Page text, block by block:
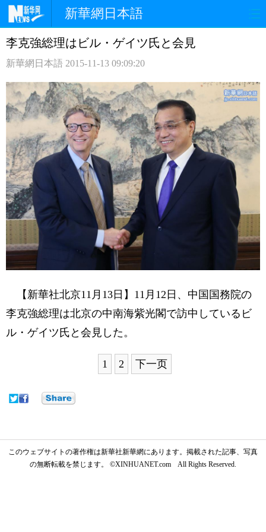
新華網日本語
ホームページ 政治
観光 評論 写真
中日対訳
李克強総理はビル・ゲイツ氏と会見
新華網日本語 2015-11-13 09:09:20
【新華社北京11月13日】11月12日、中国国務院の
李克強総理は北京の中南海紫光閣で訪中しているビ
ル・ゲイツ氏と会見した。
1 2 下一页
このウェブサイトの著作権は新華社新華網にあります。掲載された記事、写真
の無断転載を禁じます。 ©XINHUANET.com All Rights Reserved.